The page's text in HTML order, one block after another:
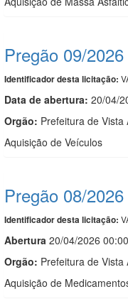
Pregão 09/2026
Identificador desta licitação:
Data de abertura: 20/04/
Orgão: Prefeitura de Vista
Aquisição de Veículos
Pregão 08/2026
Identificador desta licitação:
Abertura 20/04/2026 00:00
Orgão: Prefeitura de Vista
Aquisição de